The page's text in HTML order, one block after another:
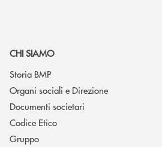
CHI SIAMO
Storia BMP
Organi sociali e Direzione
Documenti societari
Codice Etico
Gruppo